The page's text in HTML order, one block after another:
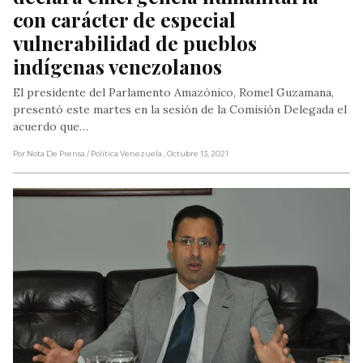
con carácter de especial
vulnerabilidad de pueblos
indígenas venezolanos
El presidente del Parlamento Amazónico, Romel Guzamana,
presentó este martes en la sesión de la Comisión Delegada el
acuerdo que…
Por Nota De Prensa / Política Venezuela , Octubre 13, 2021